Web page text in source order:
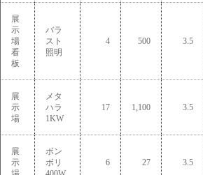
展
示
場
看
板
バラ
スト
照明
4 500 3.5
展
示
場
メタ
ハラ
1KW
17 1,100 3.5
展
示
ボン
ボリ
6 27 3.5